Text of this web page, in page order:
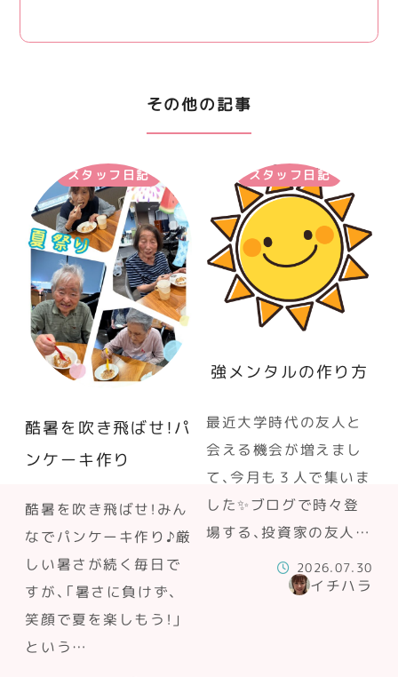
その他の記事
スタッフ日記
酷暑を吹き飛ばせ！パ
ンケーキ作り
酷暑を吹き飛ばせ！みん
なでパンケーキ作り♪厳
しい暑さが続く毎日で
すが、「暑さに負けず、
笑顔で夏を楽しもう！」
という…
スタッフ日記
強メンタルの作り方
最近大学時代の友人と
会える機会が増えまし
て、今月も３人で集いま
した✨ブログで時々登
場する、投資家の友人…
2026.07.30
イチハラ